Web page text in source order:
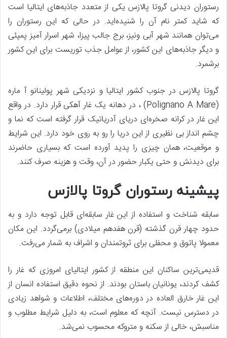
رستوران دیدنی گروتا پالازس یکی از متعدد جاذبه‌های ایتالیا است
که شاید کمتر نام آن را شنیده‌اید. در حالی که این رستوران را
می‌توان همانند شهر آبی ونیز، برج جالب پیزا، شهر اسرار آمیز پمپئی
و دیگر جاذبه‌های این کشور، از عوامل جذب توریست برای این کشور
برشمرد.
گروتا پالازس در جنوب کشور ایتالیا و نزدیکی شهر پولینانو آ ماره
(Polignano A Mare) ، در دهانه یک غار آهکی قرار دارد. در واقع
این غار در کرانه صخره‌ای دریای آدریاتیک قرار گرفته است که نما و
چشم انداز بی نظیری از این دریا را رو به روی خود دارد. این شرایط
و موقعیت، همان چیزی را پدید آورده است که بسیاری حاضرند
برای دیدنش و حتی یکبار حضور در آن، وقت و هزینه صرف کنند.
پیشینه رستوران گروتا پالازس
سابقه شناخت و استفاده از این غار سابقه‌ای قابل توجه دارد و به
حدود چهار قرن گذشته (قرن هفدهم میلادی) برمی‌گردد. این مکان
معمولا پاتوق و محفلی برای ثروتمندان و اشراف به شمار می‌رفت.
قدیمی‌ترین ساکنان این منطقه از کشور ایتالیای امروزی که غار را
کشف کردند، یونانیان باستان بودند. از نحوه دقیق استفاده انسان از
این غار خارق العاده در دوره‌های مختلف، اطلاعات و شواهد زیادی
در دسترس نیست. آنچه که معلوم است‌، به دلیل شرایط مطلوب و
مناسبش، خالی از سکنه و متروکه محسوب نمی‌شد.